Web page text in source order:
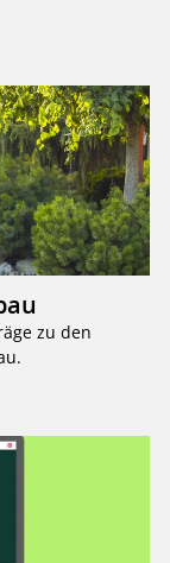
zu den